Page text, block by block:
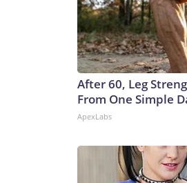
negate a sea-power
building surpassed
55,500, says the
has been rapidly
rocket force had
wants “to set the
non-profit national
shooting at ports,
out,” Eveleth
significant depletion
After 60, Leg
From One Simple
ApexLabs